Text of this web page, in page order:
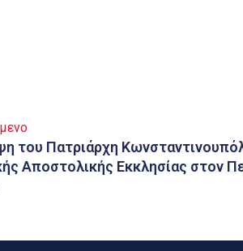
του Πατριάρχη
Αποστολικής Εκκλησίας στον